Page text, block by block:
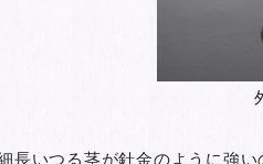
長いつる茎が針金のように強